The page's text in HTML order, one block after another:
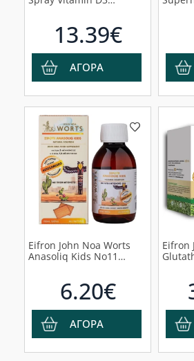
Spray, 30ml13.39€
ΑΓΟΡΑ
Eifron John Noa Worts
Anasoliq Kids No11
Γεύση Μπισκότο, 150ml
6.20€
ΑΓΟΡΑ
Eifron